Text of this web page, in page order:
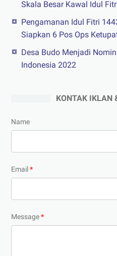
Skala Besar Kawal Idul
Pengamanan Idul Fitri
Siapkan 6 Pos Ops
Desa Budo Menjadi
Indonesia 2022
KONTAK IKLAN
Name
Email *
Message*